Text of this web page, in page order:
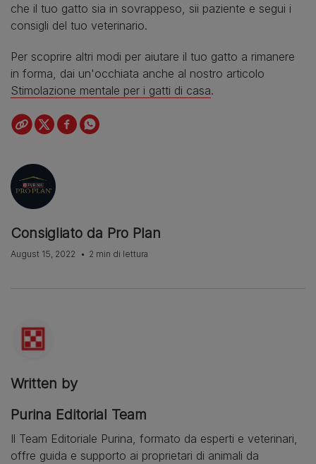
che il tuo gatto sia in sovrappeso, sii paziente e segui i
consigli del tuo veterinario.
Per scoprire altri modi per aiutare il tuo gatto a rimanere
in forma, dai un'occhiata anche al nostro articolo
Stimolazione mentale per i gatti di casa.
Consigliato da Pro Plan
August 15, 2022 2 min di lettura
Written by
Purina Editorial Team
Il Team Editoriale Purina, formato da esperti e veterinari,
offre guida e supporto ai proprietari di animali da